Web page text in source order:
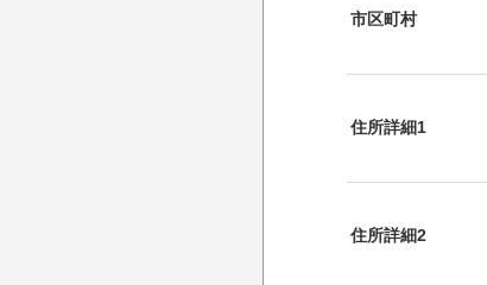
市区町村
住所詳細1
住所詳細2